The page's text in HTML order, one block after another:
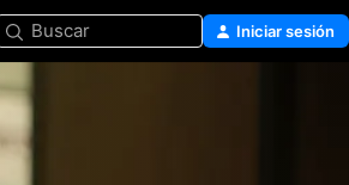
Buscar Iniciar sesión